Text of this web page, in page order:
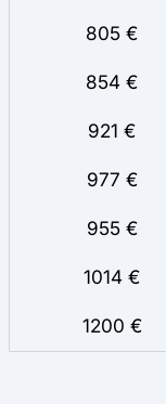
805 €
854 €
921 €
977 €
955 €
1014 €
1200 €